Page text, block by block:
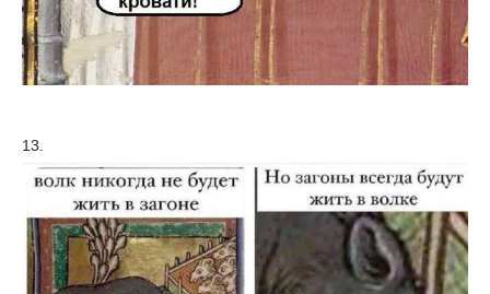
13.